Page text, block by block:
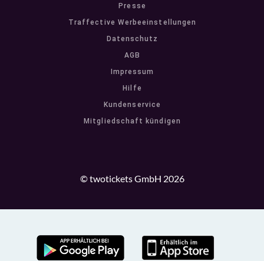
Presse
Traffective Werbeeinstellungen
Datenschutz
AGB
Impressum
Hilfe
Kundenservice
Mitgliedschaft kündigen
© twotickets GmbH 2026